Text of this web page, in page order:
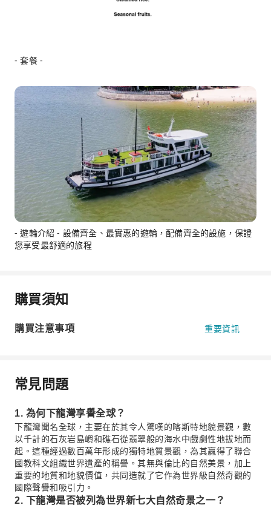
- 套餐 -
- 遊輪介紹 - 設備齊全、最實惠的遊輪，配備齊全的設施，保證
您享受最舒適的旅程
購買須知
購買注意事項 重要資訊
常見問題
1. 為何下龍灣享譽全球？
下龍灣聞名全球，主要在於其令人驚嘆的喀斯特地貌景觀，數
以千計的石灰岩島嶼和礁石從翡翠般的海水中戲劇性地拔地而
起。這種經過數百萬年形成的獨特地質景觀，為其贏得了聯合
國教科文組織世界遺產的稱譽。其無與倫比的自然美景，加上
重要的地質和地貌價值，共同造就了它作為世界級自然奇觀的
國際聲譽和吸引力。
2. 下龍灣是否被列為世界新七大自然奇景之一？